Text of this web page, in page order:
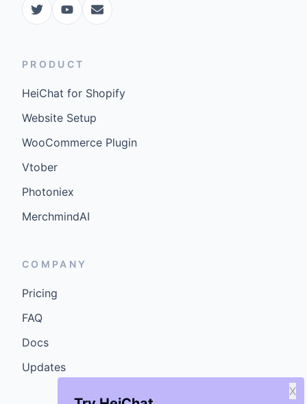
X
PRODUCT
HeiChat for Shopify
Website Setup
WooCommerce Plugin
Vtober
Photoniex
MerchmindAI
COMPANY
Pricing
FAQ
Docs
Updates